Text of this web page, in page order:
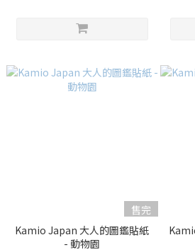
售完
Kamio Japan 大人的圖鑑貼紙
- 動物園